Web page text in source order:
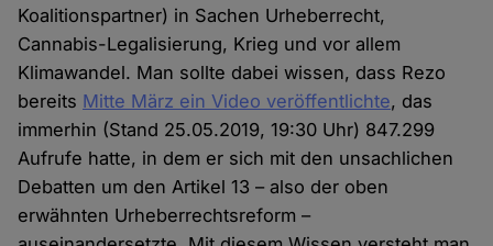
Koalitionspartner) in Sachen Urheberrecht,
Cannabis-Legalisierung, Krieg und vor allem
Klimawandel. Man sollte dabei wissen, dass Rezo
bereits Mitte März ein Video veröffentlichte, das
immerhin (Stand 25.05.2019, 19:30 Uhr) 847.299
Aufrufe hatte, in dem er sich mit den unsachlichen
Debatten um den Artikel 13 – also der oben
erwähnten Urheberrechtsreform –